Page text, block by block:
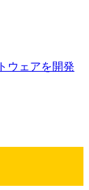
ウェアを開発